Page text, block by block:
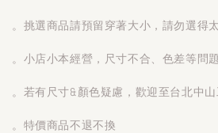
。挑選商品請預留穿著大小，請勿選得
。小店小本經營，尺寸不合、色差等問
。若有尺寸&顏色疑慮，歡迎至台北中
。特價商品不退不換